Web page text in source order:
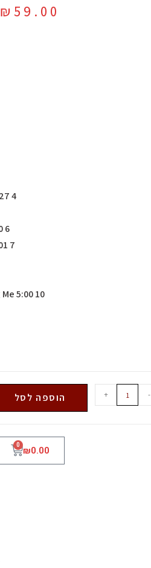
₪ 59.00
4 Between Two Hearts 6:27
6 Lock Up The Wolves 8:30
7 Evil On Queen Street 6:01
10 Why Are They Watching Me 5:00
-
+ הוספה לסל
₪0.00
0